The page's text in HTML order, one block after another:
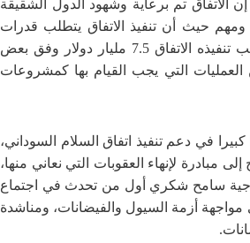
إن الاتفاق تم برعاية وشهود الدول الشقيقة
حيث أن تنفيذ الاتفاق يتطلب قدرات
الاقتصادية، ولن يتم تنفيذ اتفاق السلام بالدعوات والتمني، وإنما يتطلب تنفيذه الاتفاق 7.5 مليار دولار وفق بعض
ب39 شهرا، فهناك العديد من العمليات التي يجب القيام بها كمشروعات
في دعم تنفيذ اتفاق السلام السوداني،
مبادرة لإنهاء العقوبات التي نعاني منها،
سامح شكري أول من تحدث في اجتماع
أزمة السيول والفيضانات، ومناشدة